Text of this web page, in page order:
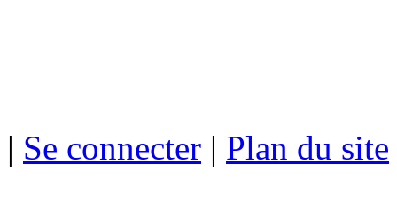
| Se connecter | Plan du site